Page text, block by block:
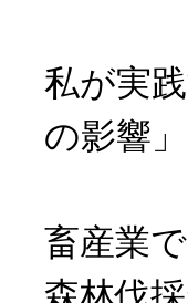
私が実
の影響
畜産業